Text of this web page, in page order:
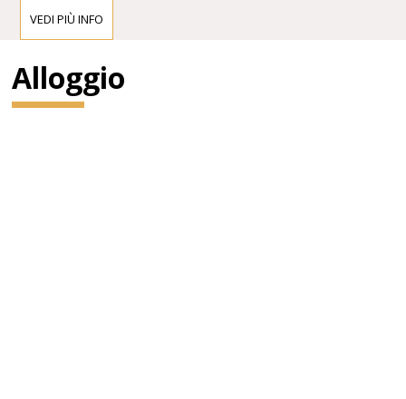
A che ora aprono le porte prima dello spettacolo?
aprono 45 minuti prima dell’inizio dello spettacolo, nel rispetto
di maggiori misure igieniche. Le biglietterie serali sono aperte
nello stesso orario.
VEDI PIÙ INFO
Alloggio